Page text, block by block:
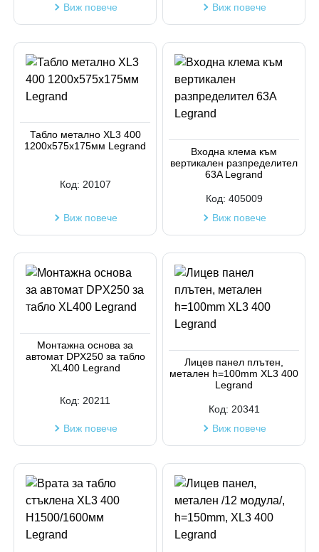
Виж повече
Виж повече
Табло метално XL3 400
1200x575x175мм Legrand
Код: 20107
Виж повече
Входна клема към
вертикален разпределител
63A Legrand
Код: 405009
Виж повече
Монтажна основа за
автомат DPX250 за табло
XL400 Legrand
Код: 20211
Виж повече
Лицев панел плътен,
метален h=100mm XL3 400
Legrand
Код: 20341
Виж повече